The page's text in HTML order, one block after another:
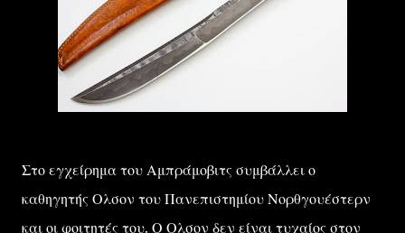
Στο εγχείρημα του Αμπράμοβιτς συμβάλλει ο
καθηγητής Ολσον του Πανεπιστημίου Νορθγουέστερν
και οι φοιτητές του. Ο Ολσον δεν είναι τυχαίος στον